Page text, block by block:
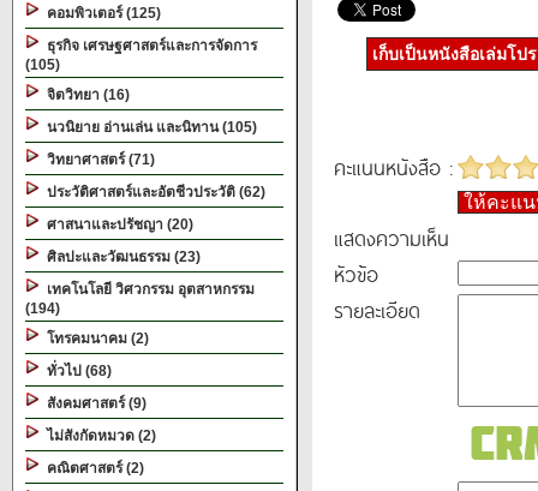
คอมพิวเตอร์ (125)
ธุรกิจ เศรษฐศาสตร์และการจัดการ
(105)
จิตวิทยา (16)
นวนิยาย อ่านเล่น และนิทาน (105)
วิทยาศาสตร์ (71)
ประวัติศาสตร์และอัตชีวประวัติ (62)
ศาสนาและปรัชญา (20)
ศิลปะและวัฒนธรรม (23)
เทคโนโลยี วิศวกรรม อุตสาหกรรม
(194)
โทรคมนาคม (2)
ทั่วไป (68)
สังคมศาสตร์ (9)
ไม่สังกัดหมวด (2)
คณิตศาสตร์ (2)
เก็บเป็นหนังสือเล่มโป
คะแนนหนังสือ :
ให้คะแ
แสดงความเห็น
หัวข้อ
รายละเอียด